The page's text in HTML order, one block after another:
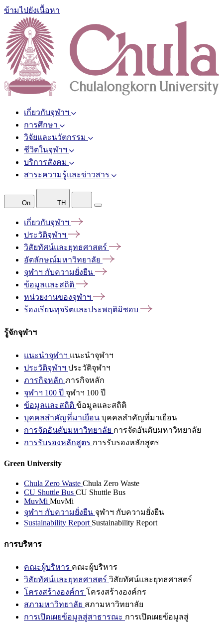
ข้ามไปยังเนื้อหา
เกี่ยวกับจุฬาฯ
การศึกษา
วิจัยและนวัตกรรม
ชีวิตในจุฬาฯ
บริการสังคม
สาระความรู้และข่าวสาร
On TH
เกี่ยวกับจุฬาฯ
ประวัติจุฬาฯ
วิสัยทัศน์และยุทธศาสตร์
อัตลักษณ์มหาวิทยาลัย
จุฬาฯ กับความยั่งยืน
ข้อมูลและสถิติ
หน่วยงานของจุฬาฯ
ร้องเรียนทุจริตและประพฤติมิชอบ
รู้จักจุฬาฯ
แนะนำจุฬาฯ แนะนำจุฬาฯ
ประวัติจุฬาฯ ประวัติจุฬาฯ
ภารกิจหลัก ภารกิจหลัก
จุฬาฯ 100 ปี จุฬาฯ 100 ปี
ข้อมูลและสถิติ ข้อมูลและสถิติ
บุคคลสำคัญที่มาเยือน บุคคลสำคัญที่มาเยือน
การจัดอันดับมหาวิทยาลัย การจัดอันดับมหาวิทยาลัย
การรับรองหลักสูตร การรับรองหลักสูตร
Green University
Chula Zero Waste Chula Zero Waste
CU Shuttle Bus CU Shuttle Bus
MuvMi MuvMi
จุฬาฯ กับความยั่งยืน จุฬาฯ กับความยั่งยืน
Sustainability Report Sustainability Report
การบริหาร
คณะผู้บริหาร คณะผู้บริหาร
วิสัยทัศน์และยุทธศาสตร์ วิสัยทัศน์และยุทธศาสตร์
โครงสร้างองค์กร โครงสร้างองค์กร
สภามหาวิทยาลัย สภามหาวิทยาลัย
การเปิดเผยข้อมูลสู่สาธารณะ การเปิดเผยข้อมูลสู่